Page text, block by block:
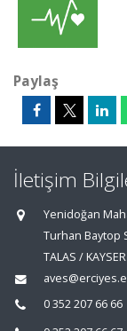
Paylaş
İletişim
Yenidoğan
Turhan Baytop
TALAS /
0 352 207 66 66